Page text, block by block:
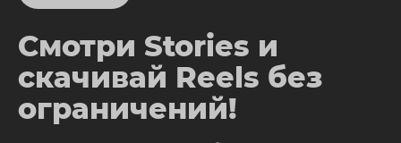
Смотри Stories и
скачивай Reels без
ограничений!